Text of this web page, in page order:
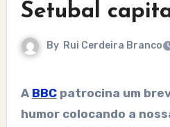
Setubal
By Rui Cerdeira Branco
A BBCpatrocina um
humor colocando a